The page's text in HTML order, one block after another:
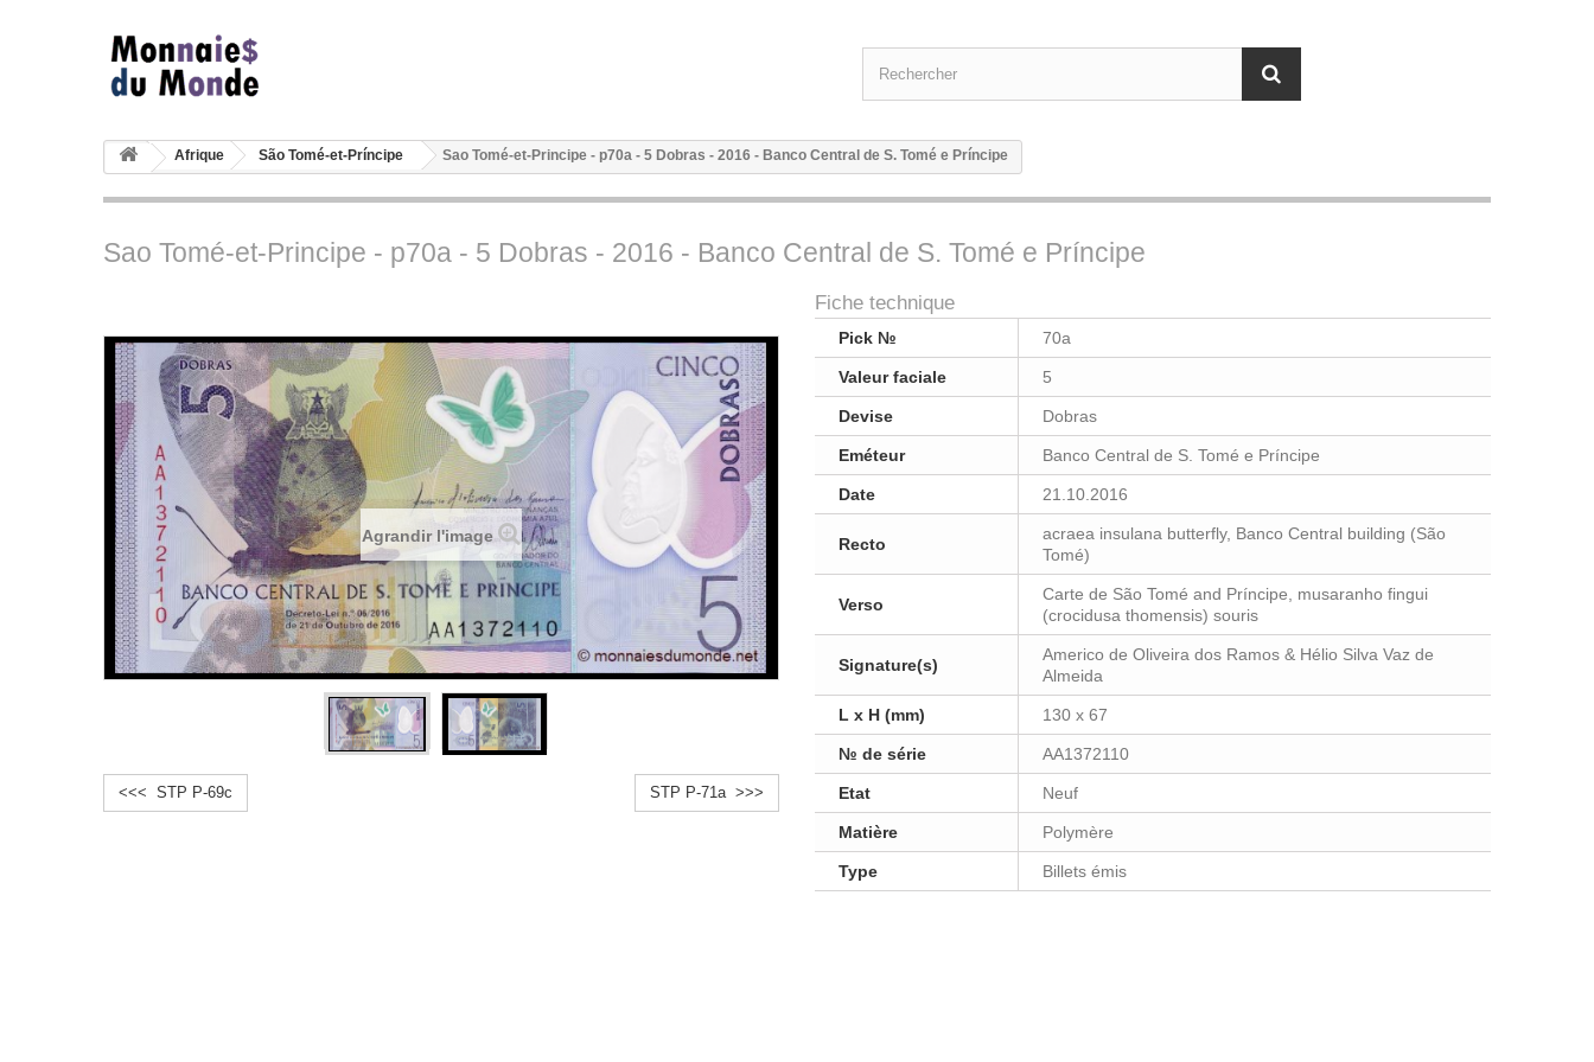
Afrique São Tomé-et-Príncipe Sao Tomé-et-Principe - p70a - 5 Dobras - 2016 - Banco Central de S. Tomé e Príncipe
Sao Tomé-et-Principe - p70a - 5 Dobras - 2016 - Banco Central de S. Tomé e Príncipe
Agrandir l'image
<<< STP P-69c STP P-71a >>>
Fiche technique
Pick № 70a
Valeur faciale 5
Devise Dobras
Eméteur Banco Central de S. Tomé e Príncipe
Date 21.10.2016
Recto
acraea insulana butterfly, Banco Central building (São
Tomé)
Verso
Carte de São Tomé and Príncipe, musaranho fingui
(crocidusa thomensis) souris
Signature(s)
Americo de Oliveira dos Ramos & Hélio Silva Vaz de
Almeida
L x H (mm) 130 x 67
№ de série AA1372110
Etat Neuf
Matière Polymère
Type Billets émis